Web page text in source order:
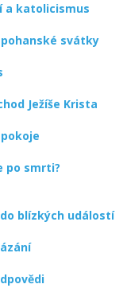
a katolicismus
svátky
Ježíše Krista
po smrti?
blízkých událostí